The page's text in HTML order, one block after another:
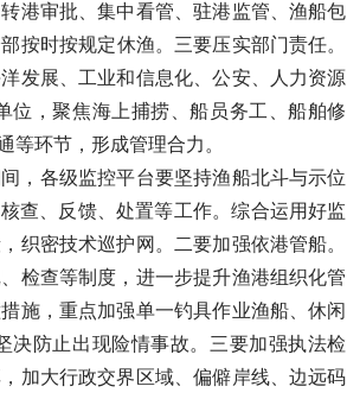
港审批、集中看管、驻港监管、渔船包
按时按规定休渔。三要压实部门责任。
发展、工业和信息化、公安、人力资源
位，聚焦海上捕捞、船员务工、船舶修
等环节，形成管理合力。
，各级监控平台要坚持渔船北斗与示位
查、反馈、处置等工作。综合运用好监
织密技术巡护网。二要加强依港管船。
检查等制度，进一步提升渔港组织化管
施，重点加强单一钓具作业渔船、休闲
决防止出现险情事故。三要加强执法检
加大行政交界区域、偏僻岸线、边远码